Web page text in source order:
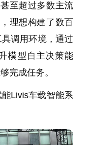
至超过多数主流
理想构建了数百
调用环境，通过
模型自主决策能
完成任务。
Livis车载智能系